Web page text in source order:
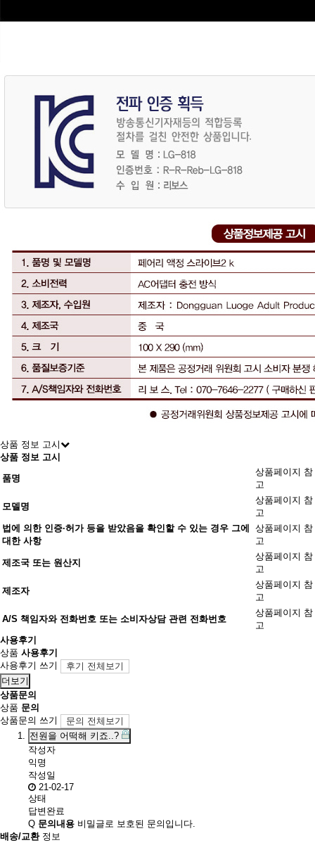
상품 정보 고시
상품 정보 고시
품명
상품페이지 참
고
모델명
상품페이지 참
고
법에 의한 인증·허가 등을 받았음을 확인할 수 있는 경우 그에
대한 사항
상품페이지 참
고
제조국 또는 원산지
상품페이지 참
고
제조자
상품페이지 참
고
A/S 책임자와 전화번호 또는 소비자상담 관련 전화번호
상품페이지 참
고
사용후기
상품 사용후기
사용후기 쓰기
후기 전체보기
더보기
상품문의
상품 문의
상품문의 쓰기
문의 전체보기
전원을 어떡해 키죠..?
작성자
익명
작성일
21-02-17
상태
답변완료
Q 문의내용 비밀글로 보호된 문의입니다.
배송/교환정보